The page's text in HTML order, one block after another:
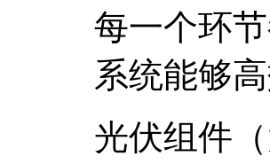
每一个环
系统能够
光伏组件